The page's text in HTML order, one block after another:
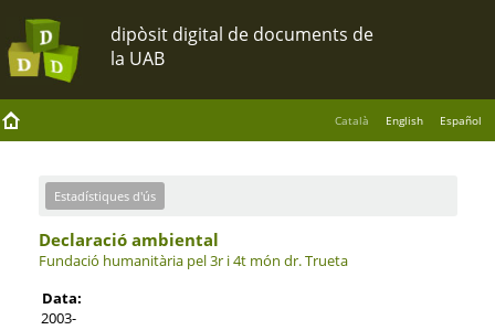
Català English Español
Estadístiques d'ús
Declaració ambiental
Fundació humanitària pel 3r i 4t món dr. Trueta
Data:
2003-